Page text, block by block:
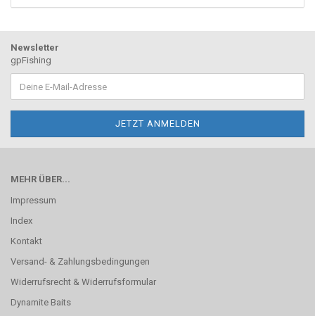
Newsletter
gpFishing
MEHR ÜBER...
Impressum
Index
Kontakt
Versand- & Zahlungsbedingungen
Widerrufsrecht & Widerrufsformular
Dynamite Baits